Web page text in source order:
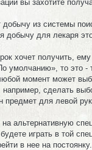
вы захотите
из системы
добычу для лекаря
хочет получить,
умолчанию», то это
момент может
сделать
предмет для левой
альтернативную
играть в той
в нее на